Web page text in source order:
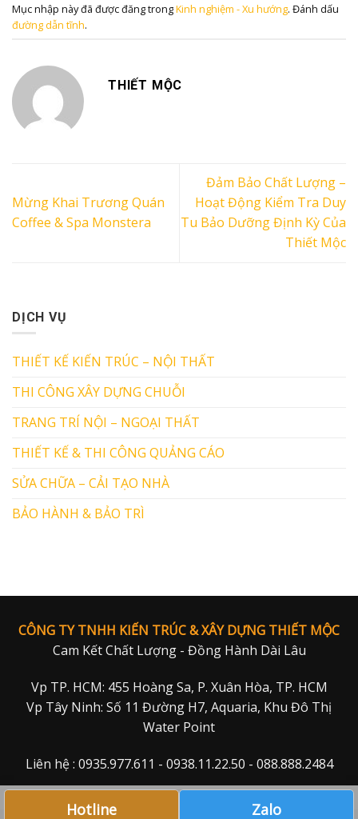
Mục nhập này đã được đăng trongKinh nghiệm - Xu hướng. Đánh dấu
đường dẫn tĩnh.
THIẾT MỘC
Mừng Khai Trương Quán
Coffee & Spa Monstera
Đảm Bảo Chất Lượng –
Hoạt Động Kiểm Tra Duy
Tu Bảo Dưỡng Định Kỳ Của
Thiết Mộc
DỊCH VỤ
THIẾT KẾ KIẾN TRÚC – NỘI THẤT
THI CÔNG XÂY DỰNG CHUỖI
TRANG TRÍ NỘI – NGOẠI THẤT
THIẾT KẾ & THI CÔNG QUẢNG CÁO
SỬA CHỮA – CẢI TẠO NHÀ
BẢO HÀNH & BẢO TRÌ
CÔNG TY TNHH KIẾN TRÚC & XÂY DỰNG THIẾT MỘC
Cam Kết Chất Lượng - Đồng Hành Dài Lâu
Vp TP. HCM: 455 Hoàng Sa, P. Xuân Hòa, TP. HCM
Vp Tây Ninh: Số 11 Đường H7, Aquaria, Khu Đô Thị
Water Point
Liên hệ : 0935.977.611 - 0938.11.22.50 - 088.888.2484
Hotline Zalo